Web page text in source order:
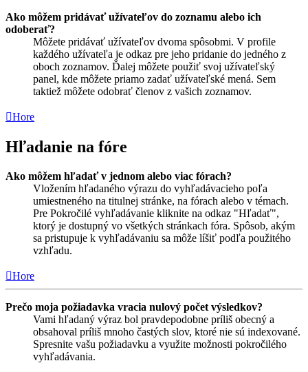
Ako môžem pridávať užívateľov do zoznamu alebo ich
odoberať?
Môžete pridávať užívateľov dvoma spôsobmi. V profile
každého užívateľa je odkaz pre jeho pridanie do jedného z
oboch zoznamov. Ďalej môžete použiť svoj užívateľský
panel, kde môžete priamo zadať užívateľské mená. Sem
taktiež môžete odobrať členov z vašich zoznamov.
Hore
Hľadanie na fóre
Ako môžem hľadať v jednom alebo viac fórach?
Vložením hľadaného výrazu do vyhľadávacieho poľa
umiestneného na titulnej stránke, na fórach alebo v témach.
Pre Pokročilé vyhľadávanie kliknite na odkaz "Hľadať",
ktorý je dostupný vo všetkých stránkach fóra. Spôsob, akým
sa pristupuje k vyhľadávaniu sa môže líšiť podľa použitého
vzhľadu.
Hore
Prečo moja požiadavka vracia nulový počet výsledkov?
Vami hľadaný výraz bol pravdepodobne príliš obecný a
obsahoval príliš mnoho častých slov, ktoré nie sú indexované.
Spresnite vašu požiadavku a využite možnosti pokročilého
vyhľadávania.